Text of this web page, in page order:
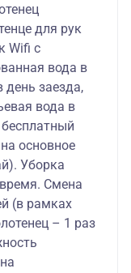
для рук
Wifi с
вода в
день заезда,
вода в
основное
Уборка
Смена
(в рамках
– 1 раз